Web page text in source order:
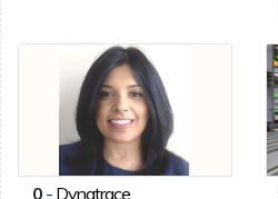
0- Dynatrace,